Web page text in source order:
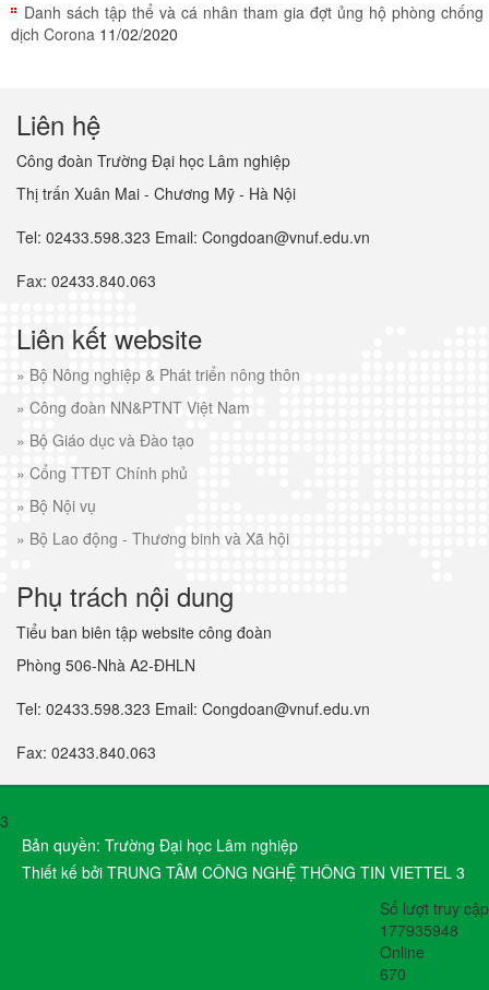
Danh sách tập thể và cá nhân tham gia đợt ủng hộ phòng chống
dịch Corona 11/02/2020
Liên hệ
Công đoàn Trường Đại học Lâm nghiệp
Thị trấn Xuân Mai - Chương Mỹ - Hà Nội
Tel: 02433.598.323 Email: Congdoan@vnuf.edu.vn
Fax: 02433.840.063
Liên kết website
» Bộ Nông nghiệp & Phát triển nông thôn
» Công đoàn NN&PTNT Việt Nam
» Bộ Giáo dục và Đào tạo
» Cổng TTĐT Chính phủ
» Bộ Nội vụ
» Bộ Lao động - Thương binh và Xã hội
Phụ trách nội dung
Tiểu ban biên tập website công đoàn
Phòng 506-Nhà A2-ĐHLN
Tel: 02433.598.323 Email: Congdoan@vnuf.edu.vn
Fax: 02433.840.063
3
Bản quyền: Trường Đại học Lâm nghiệp
Thiết kế bởi TRUNG TÂM CÔNG NGHỆ THÔNG TIN VIETTEL 3
Số lượt truy cập
177935948
Online
670